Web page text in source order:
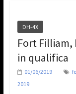
DH-4X
Fort Filliam,
in qualifica
01/06/2019
2019